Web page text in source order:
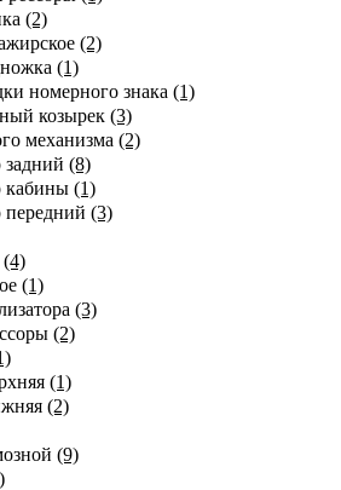
(2)
(2)
(1)
номерного знака (1)
козырек (3)
механизма (2)
задний (8)
кабины (1)
передний (3)
(4)
(1)
(3)
(2)
(1)
(2)
(9)